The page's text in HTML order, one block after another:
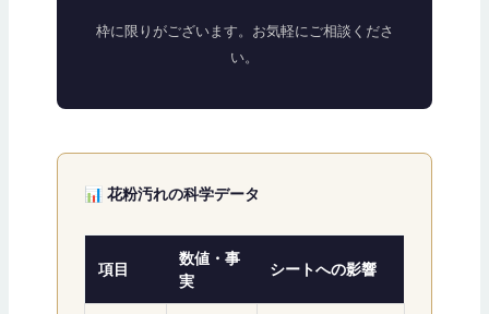
枠に限りがございます。お気軽にご相談くださ
い。
📊 花粉汚れの科学データ
項目
数値・事
実
シートへの影響